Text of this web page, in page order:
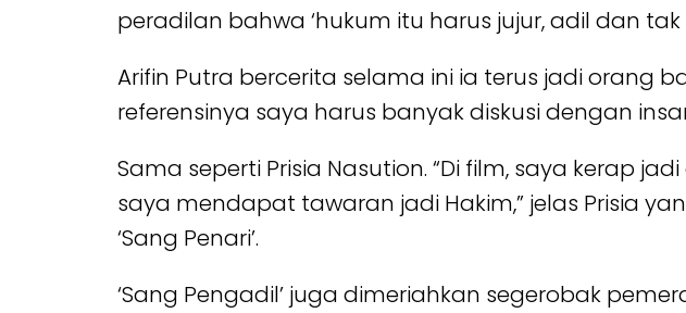
peradilan bahwa ‘hukum itu harus jujur, adil dan
Arifin Putra bercerita selama ini ia terus jadi orang
referensinya saya harus banyak diskusi dengan
Sama seperti Prisia Nasution. “Di film, saya kerap
saya mendapat tawaran jadi Hakim,” jelas Prisia
‘Sang Penari’.
‘Sang Pengadil’ juga dimeriahkan segerobak